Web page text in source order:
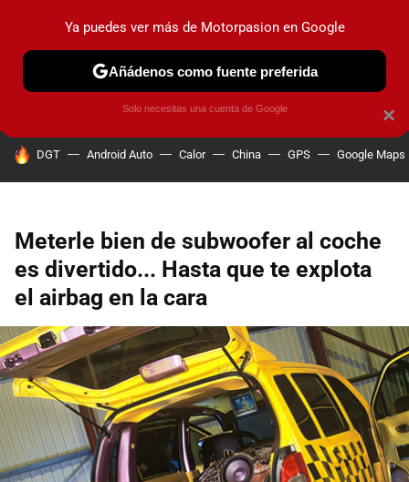
PRUEBAS COCHES ELÉCTRICOS OBSERVATORIO
HOY SE HABLA DE
DGT Android Auto Calor China GPS Google Maps
Meterle bien de subwoofer al coche
es divertido... Hasta que te explota
el airbag en la cara
×
Ya puedes ver más de Motorpasion en Google
Añádenos como fuente preferida
Solo necesitas una cuenta de Google